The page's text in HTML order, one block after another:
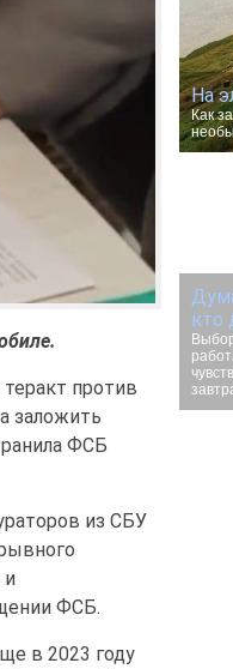
против
заложить
ФСБ
из СБУ
и
ФСБ.
в 2023 году
На
Как
кто